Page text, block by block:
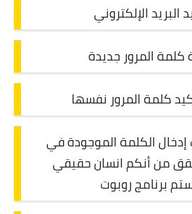
البريد الإلكتروني
كلمة المرور جديدة
كلمة المرور نفسها
الكلمة الموجودة في
من أنكم انسان حقيقي
برنامج روبوت